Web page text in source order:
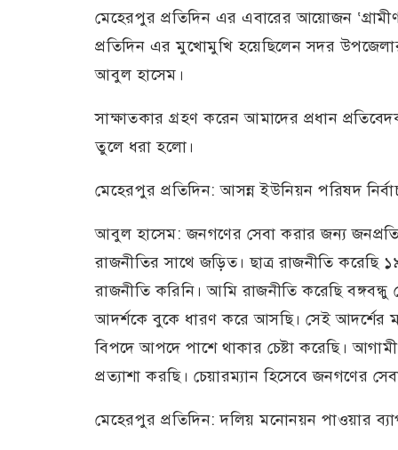
মেহেরপুর প্রতিদিন এর এবারের আয়োজন
প্রতিদিন এর মুখোমুখি হয়েছিলেন সদর
আবুল হাসেম।
সাক্ষাতকার গ্রহণ করেন আমাদের প্রধান
তুলে ধরা হলো।
মেহেরপুর প্রতিদিন: আসন্ন ইউনিয়ন পরিষদ
আবুল হাসেম: জনগণের সেবা করার জন্য
রাজনীতির সাথে জড়িত। ছাত্র রাজনীতি
রাজনীতি করিনি। আমি রাজনীতি করেছি
আদর্শকে বুকে ধারণ করে আসছি। সেই আদর্শের
বিপদে আপদে পাশে থাকার চেষ্টা করেছি।
প্রত্যাশা করছি। চেয়ারম্যান হিসেবে জনগণের
মেহেরপুর প্রতিদিন: দলিয় মনোনয়ন পাওয়ার